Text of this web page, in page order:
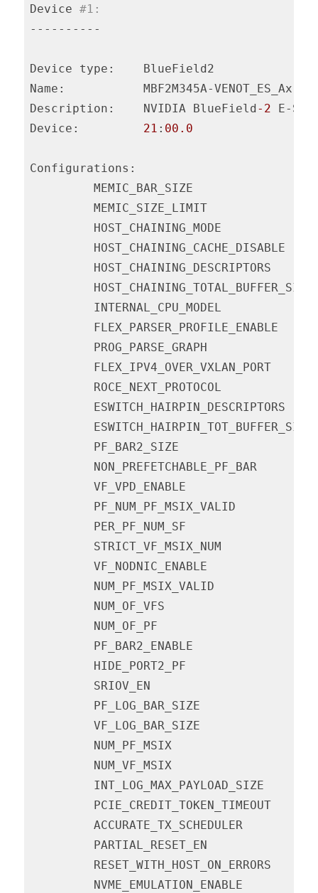
Device #1:
----------
Device type:    BlueField2
Name:           MBF2M345A-VENOT_ES_Ax
Description:    NVIDIA BlueField-2 E-
Device: 21 : 00.0
Configurations:
MEMIC_SIZE_LIMIT
HOST_CHAINING_MODE
INTERNAL_CPU_MODEL
INT_LOG_MAX_PAYLOAD_SIZE